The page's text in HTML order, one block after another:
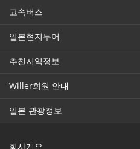
고속버스
일본현지투어
추천지역정보
Willer회원 안내
일본 관광정보
회사개요